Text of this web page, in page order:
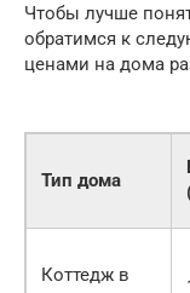
Чтобы лучше
обратимся к
ценами на дома
Тип дома
Коттедж в